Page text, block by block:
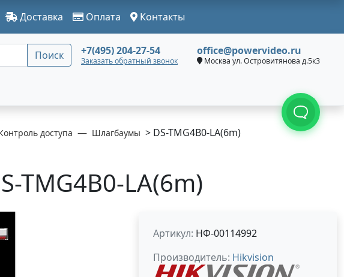
Доставка Оплата Контакты
Поиск +7(495) 204-27-54
Заказать обратный звонок
office@powervideo.ru
Москва ул. Островитянова д.5к3
доступа Шлагбаумы > DS-TMG4B0-LA(6m)
TMG4B0-LA(6m)
Артикул: НФ-00114992
Производитель: Hikvision